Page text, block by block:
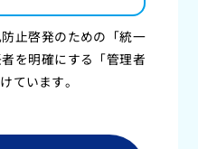
止啓発のための「統一
を明確にする「管理者
ています。